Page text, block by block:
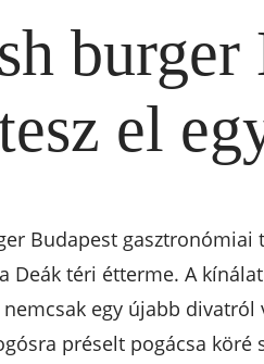
el
Budapest
Deák téri étterme. A
egy újabb
préselt pogácsa köré